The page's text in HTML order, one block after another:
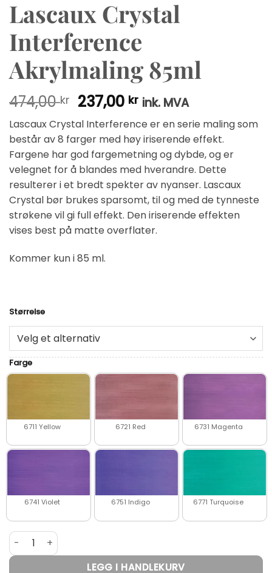
Lascaux Crystal
Interference
Akrylmaling 85ml
474,00kr Opprinnelig
pris
var:
474,00 kr.
237,00 krNåværende
er:
237,00 kr.
ink. MVA
Lascaux Crystal Interference er en serie maling som
består av 8 farger med høy iriserende effekt.
Fargene har god fargemetning og dybde, og er
velegnet for å blandes med hverandre. Dette
resulterer i et bredt spekter av nyanser. Lascaux
Crystal bør brukes sparsomt, til og med de tynneste
strøkene vil gi full effekt. Den iriserende effekten
vises best på matte overflater.
Kommer kun i 85 ml.
Størrelse
Farge
6711 Yellow 6721 Red 6731 Magenta
6741 Violet 6751 Indigo 6771 Turquoise
Lascaux Crystal Interference Akrylmaling 85ml antall
LEGG I HANDLEKURV
Alternative: